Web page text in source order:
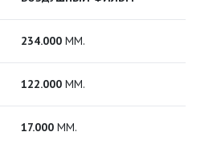
234.000 ММ.
122.000 ММ.
17.000 ММ.